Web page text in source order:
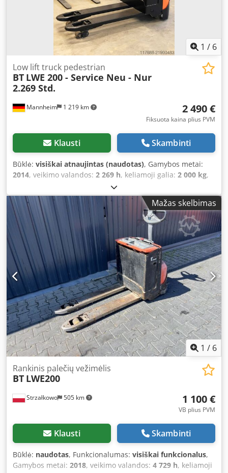
1 / 6
Mannheim 1 219 km
Low lift truck pedestrian
BT LWE 200 - Service Neu - Nur
2.269 Std.
2 490 €
Fiksuota kaina plius PVM
Klausti Skambinti
Būklė: visiškai atnaujintas (naudotas), Gamybos metai:
2014, veikimo valandos: 2 269 h, keliamoji galia: 2 000 kg,
, stiebo tipas:
aukštis:1 300 mm, Manufacturer: BT Dedpfey Rnhdox Ac
Djck Model: BT LWE 200 - Low-lift pallet truck Drive type:
Electric Load capacity: 2,000 kg Year of manufacture: 2014
Operating hours: 2,269 Serial no.: 6071472 Mast/Forks Data
Mast type: - Lift height: 54 mm
Mažas skelbimas
1 / 6
Strzałkowo 505 km
Rankinis palečių vežimėlis
BT LWE200
1 100 €
VB plius PVM
Klausti Skambinti
Būklė: naudotas, Funkcionalumas: visiškai funkcionalus,
Gamybos metai: 2018, veikimo valandos: 4 729 h, keliamoji